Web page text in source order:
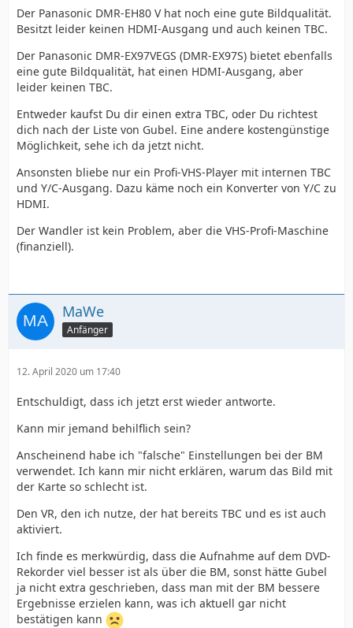
Der Panasonic DMR-EH80 V hat noch eine gute Bildqualität.
Besitzt leider keinen HDMI-Ausgang und auch keinen TBC.
Der Panasonic DMR-EX97VEGS (DMR-EX97S) bietet ebenfalls
eine gute Bildqualität, hat einen HDMI-Ausgang, aber
leider keinen TBC.
Entweder kaufst Du dir einen extra TBC, oder Du richtest
dich nach der Liste von Gubel. Eine andere kostengünstige
Möglichkeit, sehe ich da jetzt nicht.
Ansonsten bliebe nur ein Profi-VHS-Player mit internen TBC
und Y/C-Ausgang. Dazu käme noch ein Konverter von Y/C zu
HDMI.
Der Wandler ist kein Problem, aber die VHS-Profi-Maschine
(finanziell).
MaWe
Anfänger
12. April 2020 um 17:40
Entschuldigt, dass ich jetzt erst wieder antworte.
Kann mir jemand behilflich sein?
Anscheinend habe ich "falsche" Einstellungen bei der BM
verwendet. Ich kann mir nicht erklären, warum das Bild mit
der Karte so schlecht ist.
Den VR, den ich nutze, der hat bereits TBC und es ist auch
aktiviert.
Ich finde es merkwürdig, dass die Aufnahme auf dem DVD-
Rekorder viel besser ist als über die BM, sonst hätte Gubel
ja nicht extra geschrieben, dass man mit der BM bessere
Ergebnisse erzielen kann, was ich aktuell gar nicht
bestätigen kann